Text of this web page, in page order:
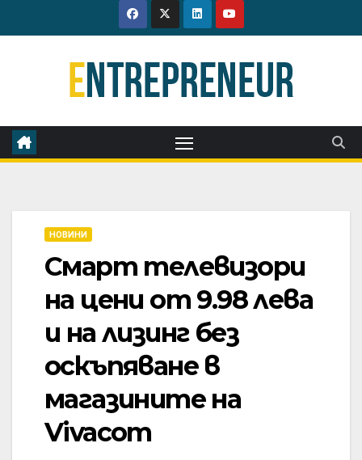
to
НОВИНИ
Смарт телевизори
на цени от 9.98 лева
и на лизинг без
оскъпяване в
магазините на
Vivacom